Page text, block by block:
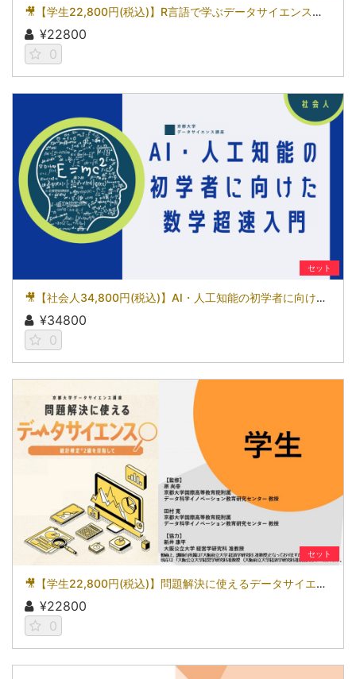
🎥【学生22,800円(税込)】R言語で学ぶデータサイエンス～基礎から始めるデータ分析～［京都大学データサイエンス講座］（2026）
¥22800
0
セット
🎥【社会人34,800円(税込)】AI・人工知能の初学者に向けた数学超速入門［京都大学データサイエンス講座］（2026）
¥34800
0
セット
🎥【学生22,800円(税込)】問題解決に使えるデータサイエンス～統計検定(R)2級を目指して～［京都大学データサイエンス講座］（2026）
¥22800
0